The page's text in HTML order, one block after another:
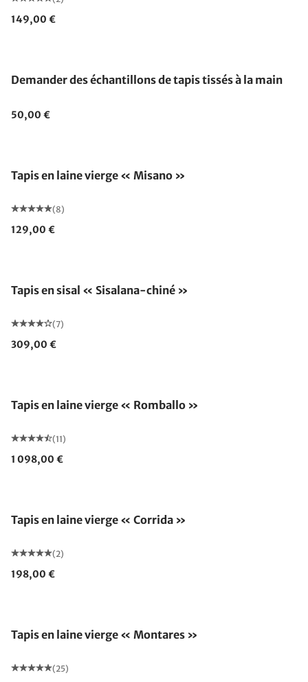
149,00 €
Demander des échantillons de tapis tissés à la main
50,00 €
Tapis en laine vierge « Misano »
(8)
129,00 €
Tapis en sisal « Sisalana-chiné »
(7)
309,00 €
Tapis en laine vierge « Romballo »
(11)
1 098,00 €
Tapis en laine vierge « Corrida »
(2)
198,00 €
Tapis en laine vierge « Montares »
(25)